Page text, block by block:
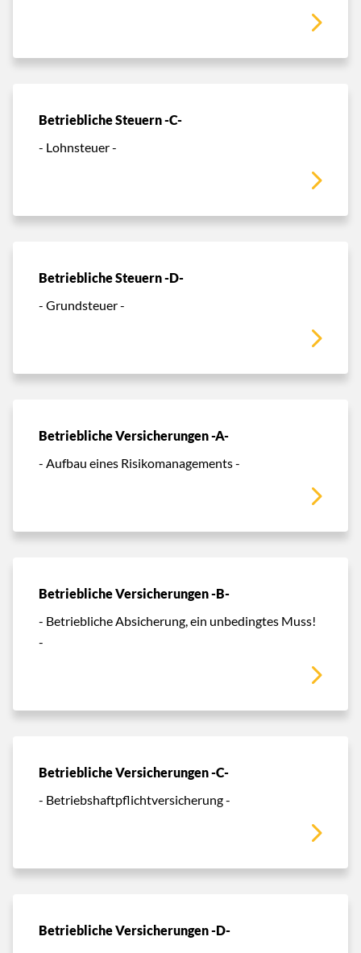
Betriebliche Steuern -C-
- Lohnsteuer -
Betriebliche Steuern -D-
- Grundsteuer -
Betriebliche Versicherungen -A-
- Aufbau eines Risikomanagements -
Betriebliche Versicherungen -B-
- Betriebliche Absicherung, ein unbedingtes Muss!
-
Betriebliche Versicherungen -C-
- Betriebshaftpflichtversicherung -
Betriebliche Versicherungen -D-